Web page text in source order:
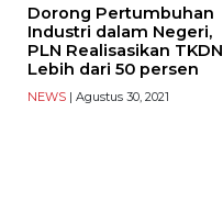
Dorong Pertumbuhan
Industri dalam Negeri,
PLN Realisasikan TKDN
Lebih dari 50 persen
NEWS| Agustus 30, 2021